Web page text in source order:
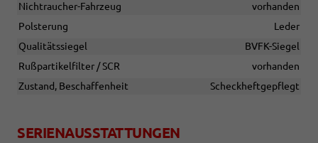
Nichtraucher-Fahrzeug
vorhanden
Polsterung
Leder
Qualitätssiegel
BVFK-Siegel
Rußpartikelfilter / SCR
vorhanden
Zustand, Beschaffenheit
Scheckheftgepflegt
SERIENAUSSTATTUNGEN